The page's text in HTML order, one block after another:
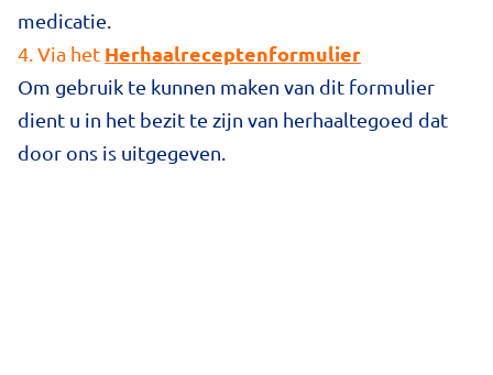
medicatie.
4. Via het Herhaalreceptenformulier
Om gebruik te kunnen maken van dit formulier
dient u in het bezit te zijn van herhaaltegoed dat
door ons is uitgegeven.